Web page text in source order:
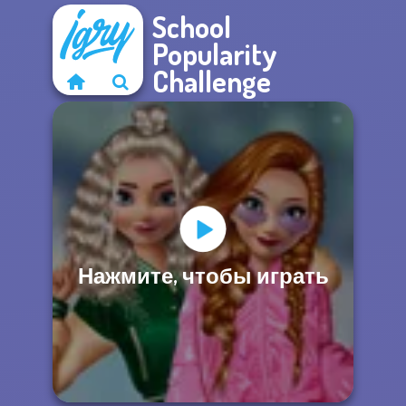
School
Popularity
Challenge
Нажмите, чтобы играть